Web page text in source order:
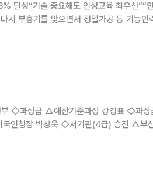
달성“기술 중요해도 인성교육 최우선”“
장비를 능숙하게 다룰
◇과장급 △예산기준과장 강경표 ◇과장